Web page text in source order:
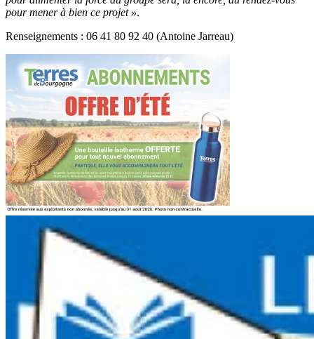
pour mener à bien ce projet ».
Renseignements : 06 41 80 92 40 (Antoine Jarreau)